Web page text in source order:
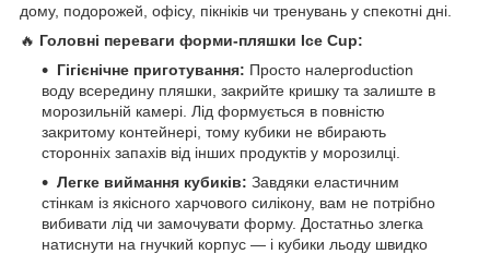
дому, подорожей, офісу, пікніків чи тренувань у спекотні дні.
🔥 Головні переваги форми-пляшки Ice Cup:
Гігієнічне приготування: Просто налеproduction
воду всередину пляшки, закрийте кришку та залиште в
морозильній камері. Лід формується в повністю
закритому контейнері, тому кубики не вбирають
сторонніх запахів від інших продуктів у морозилці.
Легке виймання кубиків: Завдяки еластичним
стінкам із якісного харчового силікону, вам не потрібно
вибивати лід чи замочувати форму. Достатньо злегка
натиснути на гнучкий корпус — і кубики льоду швидко